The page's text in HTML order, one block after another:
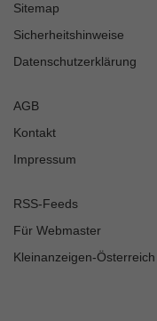
Sitemap
Sicherheitshinweise
Datenschutzerklärung
AGB
Kontakt
Impressum
RSS-Feeds
Für Webmaster
Kleinanzeigen-Österreich